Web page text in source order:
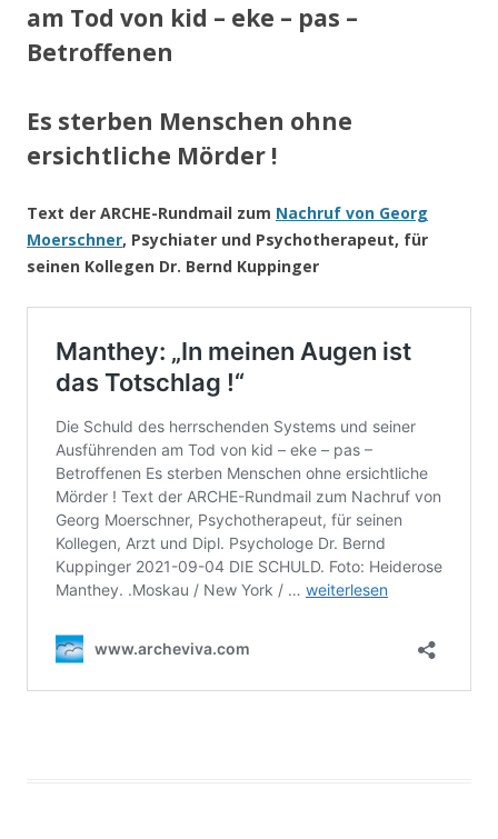
am Tod von kid – eke – pas –
Betroffenen
Es sterben Menschen ohne
ersichtliche Mörder !
Text der ARCHE-Rundmail zum Nachruf von Georg
Moerschner, Psychiater und Psychotherapeut, für
seinen Kollegen Dr. Bernd Kuppinger